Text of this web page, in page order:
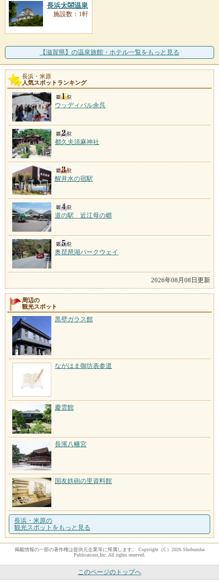
長浜太閤温泉
施設数：1軒
【滋賀県】の温泉旅館・ホテル一覧をもっと見る
長浜・米原
人気スポットランキング
ウッディパル余呉
都久夫須麻神社
醒井水の宿駅
道の駅 近江母の郷
奥琵琶湖パークウェイ
2026年08月08日更新
周辺の
観光スポット
黒壁ガラス館
ながはま御坊表参道
慶雲館
長濱八幡宮
国友鉄砲の里資料館
長浜・米原の
観光スポットをもっと見る
掲載情報の一部の著作権は提供元企業等に帰属します。 Copyright（C）2026 Shobunsha
Publications,Inc. All rights reserved.
このページのトップへ